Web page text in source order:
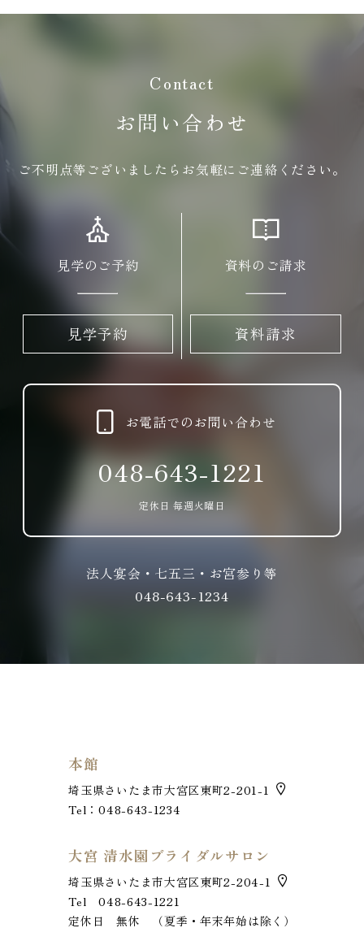
お電話でのお問い合わせ
Contact
お問い合わせ
ご不明点等ございましたらお気軽にご連絡ください。
見学のご予約
見学予約
資料のご請求
資料請求
お電話でのお問い合わせ
048-643-1221
定休日 毎週火曜日
法人宴会・七五三・お宮参り等
048-643-1234
本館
埼玉県さいたま市大宮区東町2-201-1
Tel：048-643-1234
大宮 清水園ブライダルサロン
埼玉県さいたま市大宮区東町2-204-1
Tel 048-643-1221
定休日 無休 （夏季・年末年始は除く）